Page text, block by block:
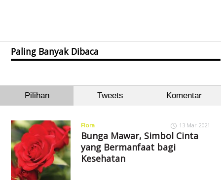
Paling Banyak Dibaca
Pilihan Tweets Komentar
Flora 13 Mar 2021
Bunga Mawar, Simbol Cinta
yang Bermanfaat bagi
Kesehatan